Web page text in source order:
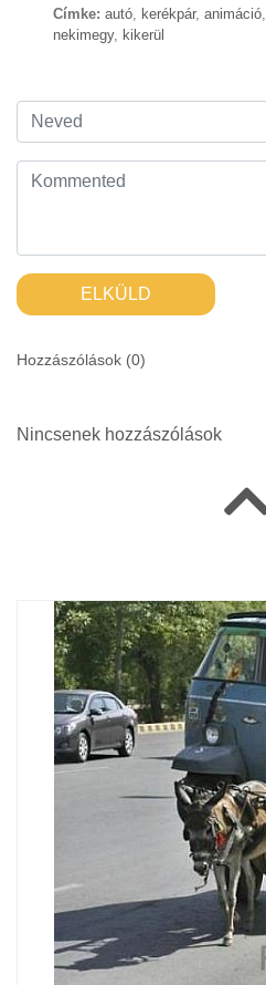
Címke: autó, kerékpár, animáció,
nekimegy, kikerül
ELKÜLD
Hozzászólások (0)
Nincsenek hozzászólások